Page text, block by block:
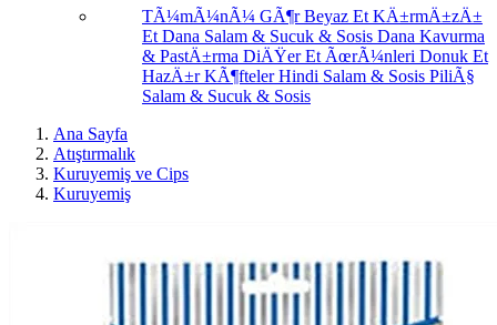
TÃ¼mÃ¼nÃ¼ GÃ¶rBeyaz Et KÄ±rmÄ±zÄ±
Et Dana Salam & Sucuk & Sosis Dana Kavurma
& PastÄ±rma DiÄŸer Et ÃœrÃ¼nleri Donuk Et
HazÄ±r KÃ¶ftelerHindi Salam & Sosis PiliÃ§
Salam & Sucuk & Sosis
Ana Sayfa
Atıştırmalık
Kuruyemiş ve Cips
Kuruyemiş